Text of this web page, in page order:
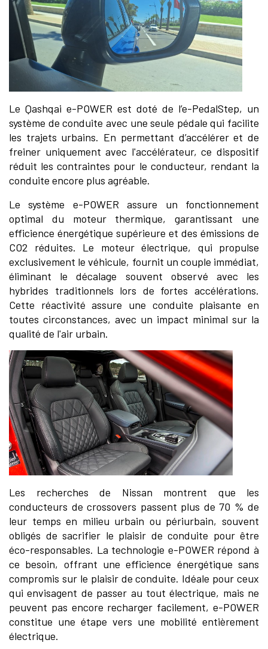
Le Qashqai e-POWER est doté de l’e-PedalStep, un
système de conduite avec une seule pédale qui facilite
les trajets urbains. En permettant d’accélérer et de
freiner uniquement avec l'accélérateur, ce dispositif
réduit les contraintes pour le conducteur, rendant la
conduite encore plus agréable.
Le système e-POWER assure un fonctionnement
optimal du moteur thermique, garantissant une
efficience énergétique supérieure et des émissions de
CO2 réduites. Le moteur électrique, qui propulse
exclusivement le véhicule, fournit un couple immédiat,
éliminant le décalage souvent observé avec les
hybrides traditionnels lors de fortes accélérations.
Cette réactivité assure une conduite plaisante en
toutes circonstances, avec un impact minimal sur la
qualité de l'air urbain.
Les recherches de Nissan montrent que les
conducteurs de crossovers passent plus de 70 % de
leur temps en milieu urbain ou périurbain, souvent
obligés de sacrifier le plaisir de conduite pour être
éco-responsables. La technologie e-POWER répond à
ce besoin, offrant une efficience énergétique sans
compromis sur le plaisir de conduite. Idéale pour ceux
qui envisagent de passer au tout électrique, mais ne
peuvent pas encore recharger facilement, e-POWER
constitue une étape vers une mobilité entièrement
électrique.